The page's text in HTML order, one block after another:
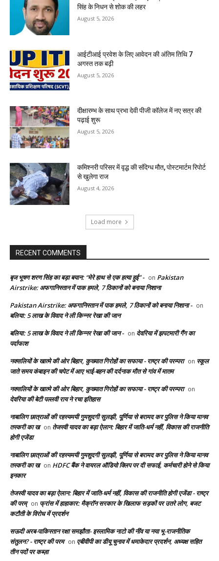
सिंह के निधन से शोक की लहर
August 5, 2026
आईटीआई प्रवेश के लिए आवेदन की अंतिम तिथि 7
अगस्त तक बढ़ी
August 5, 2026
दीक्षारम्भ के साथ प्रभा देवी पीजी कॉलेज में नए सत्र की
पढ़ाई शुरू
August 5, 2026
कमिश्नरी परिसर में वृद्ध की संदिग्ध मौत, पोस्टमार्टम रिपोर्ट
से खुलेगा राज
August 4, 2026
Load more
RECENT COMMENTS
बृज भूषण शरण सिंह का बड़ा बयान: “मेरे हाथ से एक हत्या हुई” - on Pakistan
Airstrike: अफगानिस्तान में पाक हमले, 7 ठिकानों को बनाया निशाना
Pakistan Airstrike: अफगानिस्तान में पाक हमले, 7 ठिकानों को बनाया निशाना - on
बलिया: 5 लाख के विवाद ने ली किन्नर रेखा की जान
बलिया: 5 लाख के विवाद ने ली किन्नर रेखा की जान - on देवरिया में झपटमारी गैंग का
पर्दाफाश
नक्सलियों के खात्मे की ओर बिहार, कुख्यात गिरोहों का सफाया - राष्ट्र की परम्परा on स्कूल
जाते समय कंबाइन की चपेट में आए भाई-बहन की दर्दनाक मौत से गांव में मातम
नक्सलियों के खात्मे की ओर बिहार, कुख्यात गिरोहों का सफाया - राष्ट्र की परम्परा on
देवरिया की बेटी पल्लवी राय ने रचा इतिहास
नाबालिग छात्राओं की रहस्यमयी गुमशुदगी सुलझी, पूर्णिया से बरामद कर पुलिस ने किया मानव
तस्करी का ख on तेजस्वी यादव का बड़ा ऐलान: बिहार में जाति-धर्म नहीं, विकास की राजनीति
होगी एजेंडा
नाबालिग छात्राओं की रहस्यमयी गुमशुदगी सुलझी, पूर्णिया से बरामद कर पुलिस ने किया मानव
तस्करी का ख on HDFC बैंक ने वायरल ऑडियो क्लिप पर दी सफाई, कर्मचारी होने से किया
इनकार
तेजस्वी यादव का बड़ा ऐलान: बिहार में जाति-धर्म नहीं, विकास की राजनीति होगी एजेंडा - राष्ट्र
की परम् on फ्रांस में हाहाकार: मैक्रॉन सरकार के खिलाफ सड़कों पर उतरे लोग, बजट
कटौती के विरोध में प्रदर्शन
सऊदी अरब-पाकिस्तान रक्षा समझौता- इस्लामिक नाटो की नींव या नया भू-राजनीतिक
संतुलन? - राष्ट्र की परम on एबीवीपी का डीयू चुनाव में धमाकेदार प्रदर्शन, अध्यक्ष सहित
तीन पदों पर कब्ज़ा